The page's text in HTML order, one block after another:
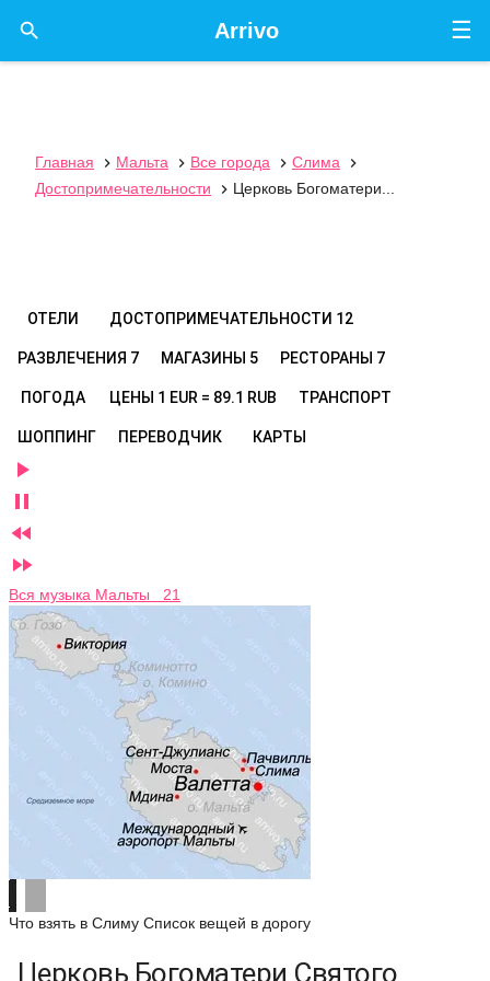
☰
Arrivo

Главная  Мальта  Все города  Слима

Достопримечательности
 Церковь Богоматери...
ОТЕЛИ ДОСТОПРИМЕЧАТЕЛЬНОСТИ 12
РАЗВЛЕЧЕНИЯ 7 МАГАЗИНЫ 5 РЕСТОРАНЫ 7
ПОГОДА ЦЕНЫ 1 EUR = 89.1 RUB ТРАНСПОРТ
ШОППИНГ ПЕРЕВОДЧИК КАРТЫ




Вся музыка Мальты 21
Что взять в Слиму Список вещей в дорогу
Церковь Богоматери Святого